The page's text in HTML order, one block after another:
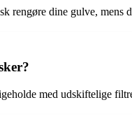
rengøre dine gulve, mens
med udskiftelige